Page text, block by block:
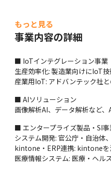
もっと見る
事業内容の詳細
■ IoTインテグレーション事業
生産効率化: 製造業向けにIoT
産業用IoT: アドバンテック社
■ AIソリューション
画像解析AI、データ解析など
■ エンタープライズ製品・SI
システム開発: 官公庁・自治体
kintone・ERP連携: kintoneを
医療情報システム: 医療・ヘル